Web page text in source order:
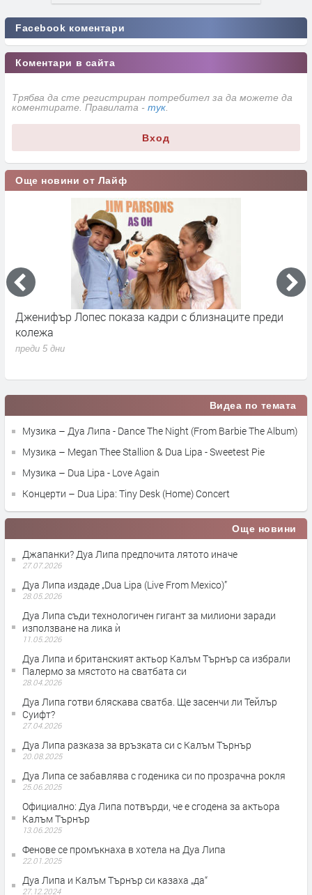
Facebook коментари
Коментари в сайта
Трябва да сте регистриран потребител за да можете да
коментирате. Правилата - тук
Вход
Още новини от Лайф
Дженифър Лопес показа кадри с близнаците преди
колежа
преди 5 дни
Видеа по темата
Музика – Дуа Липа - Dance The Night (From Barbie The Album)
Музика – Megan Thee Stallion & Dua Lipa - Sweetest Pie
Музика – Dua Lipa - Love Again
Концерти – Dua Lipa: Tiny Desk (Home) Concert
Още новини
Джапанки? Дуа Липа предпочита лятото иначе
27.07.2026
Дуа Липа издаде „Dua Lipa (Live From Mexico)”
28.05.2026
Дуа Липа съди технологичен гигант за милиони заради
използване на лика ѝ
11.05.2026
Дуа Липа и британският актьор Калъм Търнър са избрали
Палермо за мястото на сватбата си
28.04.2026
Дуа Липа готви бляскава сватба. Ще засенчи ли Тейлър
Суифт?
27.04.2026
Дуа Липа разказа за връзката си с Калъм Търнър
20.08.2025
Дуа Липа се забавлява с годеника си по прозрачна рокля
25.06.2025
Официално: Дуа Липа потвърди, че е сгодена за актьора
Калъм Търнър
13.06.2025
Фенове се промъкнаха в хотела на Дуа Липа
22.01.2025
Дуа Липа и Калъм Търнър си казаха „да“
27.12.2024